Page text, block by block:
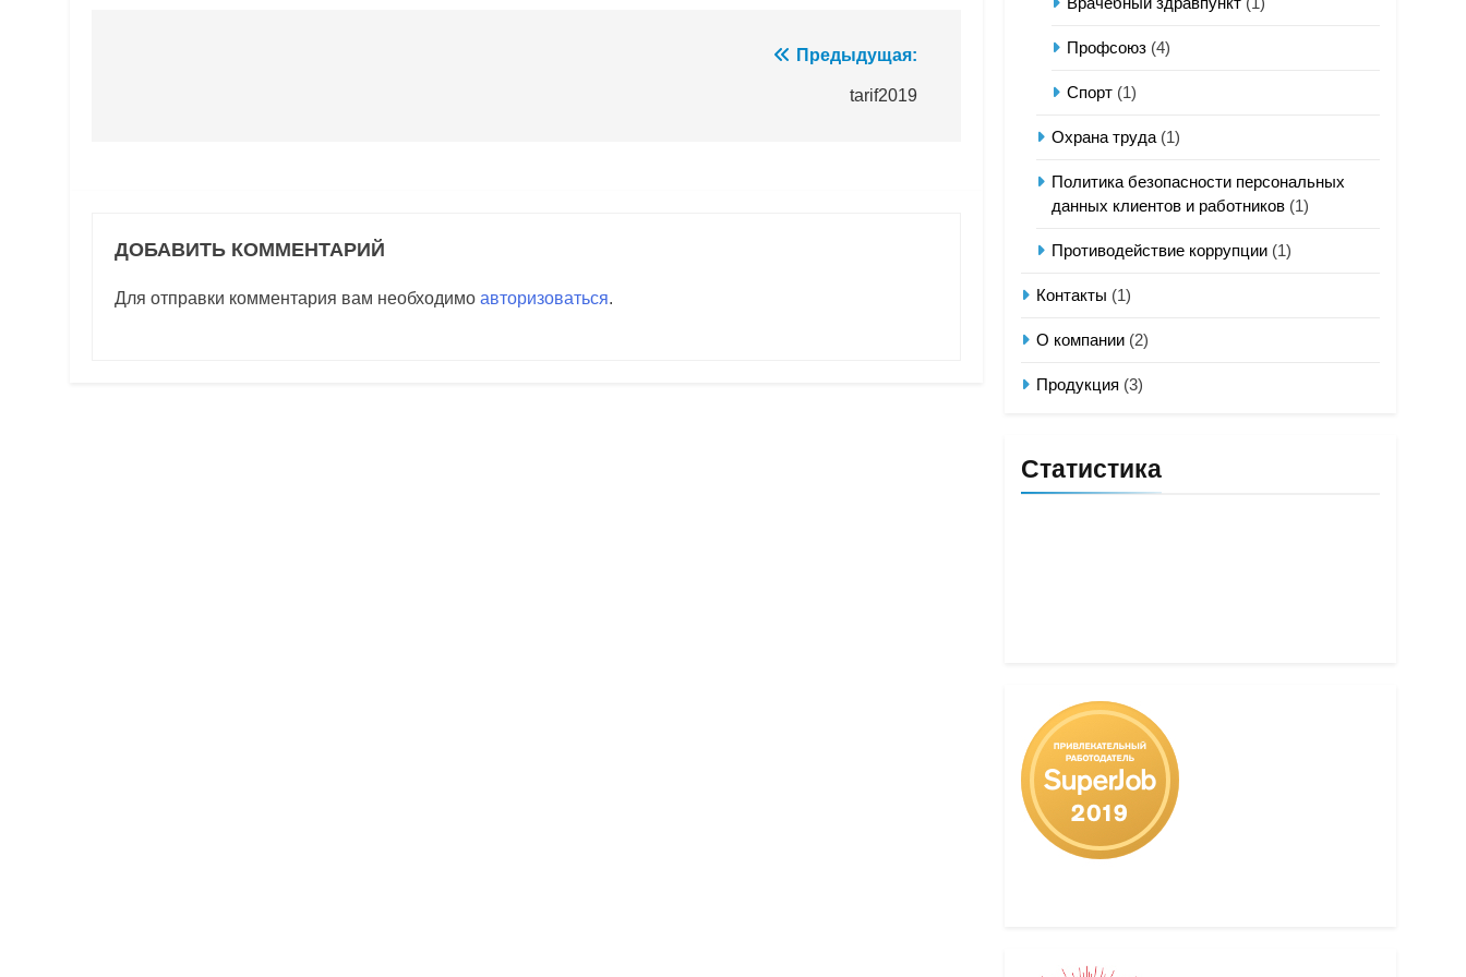
Предыдущая:
tarif2019
ДОБАВИТЬ КОММЕНТАРИЙ
Для отправки комментария вам необходимо авторизоваться.
Профсоюз (4)
Спорт (1)
Охрана труда (1)
Политика безопасности персональных
данных клиентов и работников (1)
Противодействие коррупции (1)
Контакты (1)
О компании (2)
Продукция (3)
Статистика